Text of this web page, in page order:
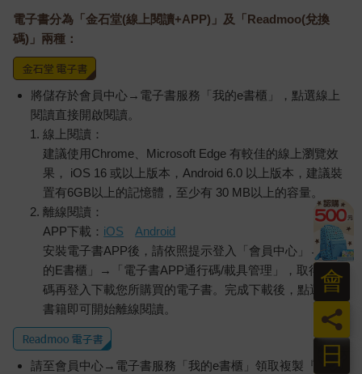
電子書分為「金石堂(線上閱讀+APP)」及「Readmoo(兌換
碼)」兩種：
將儲存於會員中心→電子書服務「我的e書櫃」，點選線上
閱讀直接開啟閱讀。
線上閱讀：
建議使用Chrome、Microsoft Edge 有較佳的線上瀏覽效
果， iOS 16 或以上版本，Android 6.0 以上版本，建議裝
置有6GB以上的記憶體，至少有 30 MB以上的容量。
離線閱讀：
APP下載： iOS
Android
安裝電子書APP後，請依照提示登入「會員中心」→「我
的E書櫃」→「電子書APP通行碼/載具管理」，取得通行
碼再登入下載您所購買的電子書。完成下載後，點選任一
書籍即可開始離線閱讀。
請至會員中心→電子書服務「我的e書櫃」領取複製『兌換
日
員
會